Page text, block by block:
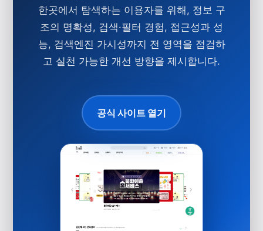
한곳에서 탐색하는 이용자를 위해, 정보 구
조의 명확성, 검색·필터 경험, 접근성과 성
능, 검색엔진 가시성까지 전 영역을 점검하
고 실천 가능한 개선 방향을 제시합니다.
공식 사이트 열기